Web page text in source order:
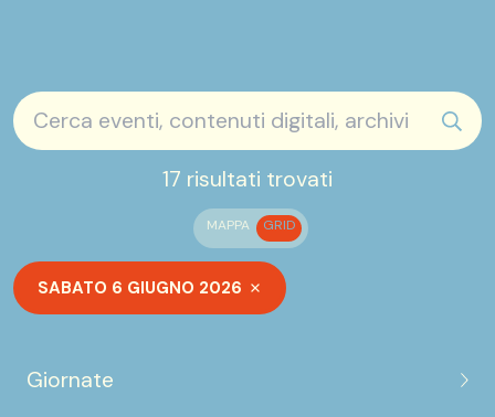
17 risultati trovati
MAPPA GRID
SABATO 6 GIUGNO 2026
Giornate